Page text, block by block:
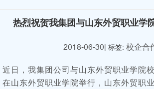
热烈祝贺我集团与山东外贸职业学
2018-06-30| 标签: 校企合
近日，我集团公司与山东外贸职业学院
在山东外贸职业学院举行，山东外贸职